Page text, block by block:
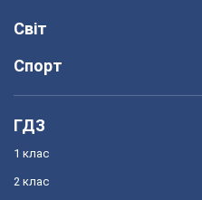
Світ
Спорт
ГДЗ
1 клас
2 клас